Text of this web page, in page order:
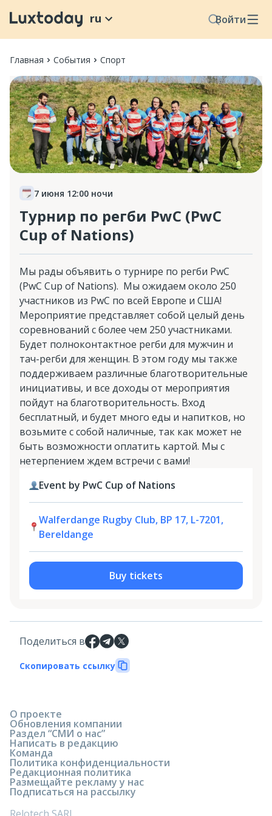
Войти
ru
Главная События Спорт
7 июня 12:00 ночи
Турнир по регби PwC (PwC
Cup of Nations)
Мы рады объявить о турнире по регби PwC
(PwC Cup of Nations). Мы ожидаем около 250
участников из PwC по всей Европе и США!
Мероприятие представляет собой целый день
соревнований с более чем 250 участниками.
Будет полноконтактное регби для мужчин и
тач-регби для женщин. В этом году мы также
поддерживаем различные благотворительные
инициативы, и все доходы от мероприятия
пойдут на благотворительность. Вход
бесплатный, и будет много еды и напитков, но
возьмите с собой наличные, так как может не
быть возможности оплатить картой. Мы с
нетерпением ждем встречи с вами!
Event by PwC Cup of Nations
Walferdange Rugby Club, BP 17, L-7201,
Bereldange
Buy tickets
Поделиться в
Скопировать ссылку
О проекте
Обновления компании
Раздел “СМИ о нас”
Написать в редакцию
Команда
Политика конфиденциальности
Редакционная политика
Размещайте рекламу у нас
Подписаться на рассылку